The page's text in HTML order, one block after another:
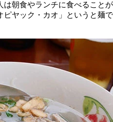
は朝食やランチに食べることが
ピヤック・カオ」というと麺で